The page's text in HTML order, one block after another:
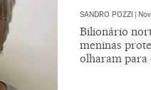
SANDRO POZZI |
Bilionário
meninas
olharam para